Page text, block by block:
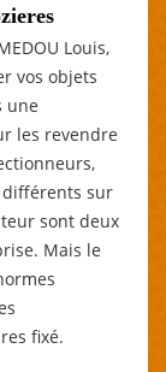
Louis,
vos objets
une
les revendre
différents sur
sont deux
Mais le
fixé.